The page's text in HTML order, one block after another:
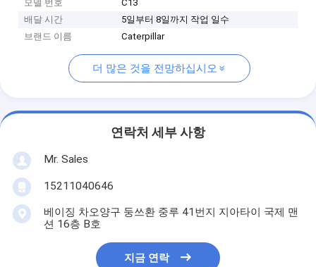
모델 번호
C13
배달 시간
5일부터 8일까지 작업 일수
브랜드 이름
Caterpillar
더 많은 것을 전망하십시오
연락처 세부 사항
Mr. Sales
15211040646
베이징 차오양구 둥쓰환 중루 41번지 지아타이 국제 맨
션 16층 B호
지금 연락